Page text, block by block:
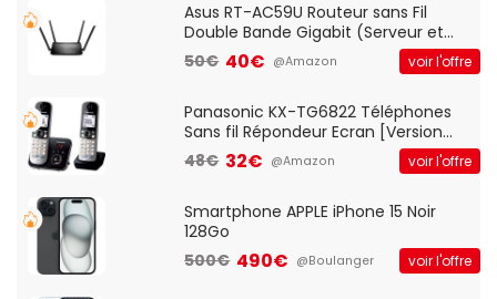
Asus RT-AC59U Routeur sans Fil
Double Bande Gigabit (Serveur et
Client VPN, Triple Vlan, Mode Point
d'accès et Bridge, contrôle Parental,
50€ 40€ @Amazon voir l'offre
Panasonic KX-TG6822 Téléphones
Sans fil Répondeur Ecran [Version
Française]
48€ 32€ @Amazon voir l'offre
Smartphone APPLE iPhone 15 Noir
128Go
500€ 490€ @Boulanger voir l'offre